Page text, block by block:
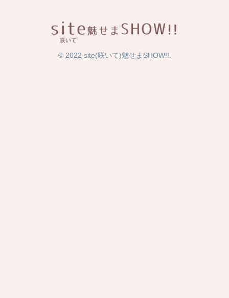
© 2022 site(咲いて)魅せまSHOW!!.